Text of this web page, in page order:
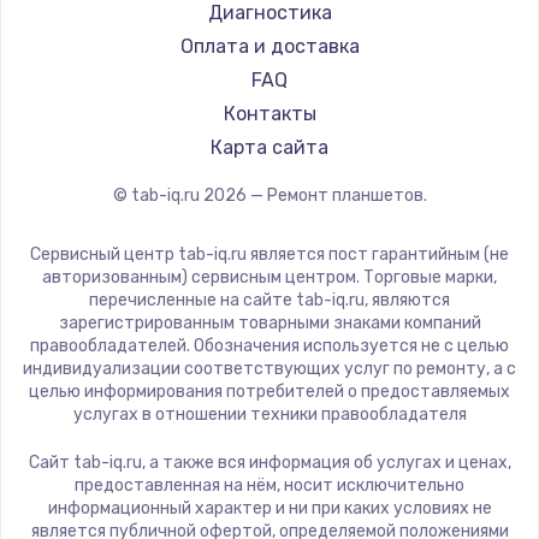
Замена шим-контроллера
3900 руб.
Заказать
Заказать
Ремонт петель крышки
1195 руб.
Заказать
Замена динамиков
1350 руб.
Philips
Dell
HP
Getac
ZTE
CHUWI
Диагностика
Оплата и доставка
FAQ
Контакты
Карта сайта
© tab-iq.ru 2026 — Ремонт планшетов.
Сервисный центр tab-iq.ru является пост гарантийным (не
авторизованным) сервисным центром. Торговые марки,
перечисленные на сайте tab-iq.ru, являются
зарегистрированным товарными знаками компаний
правообладателей. Обозначения используется не с целью
индивидуализации соответствующих услуг по ремонту, а с
целью информирования потребителей о предоставляемых
услугах в отношении техники правообладателя
Сайт tab-iq.ru, а также вся информация об услугах и ценах,
предоставленная на нём, носит исключительно
информационный характер и ни при каких условиях не
является публичной офертой, определяемой положениями